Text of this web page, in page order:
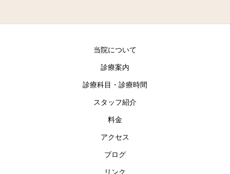
当院について
診療案内
診療科目・診療時間
スタッフ紹介
料金
アクセス
ブログ
リンク